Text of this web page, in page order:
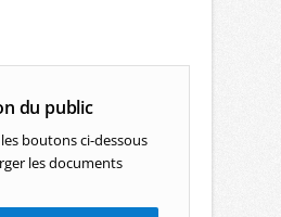
du public
boutons ci-dessous
les documents